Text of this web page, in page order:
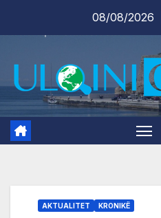
08/08/2026
AKTUALITET KRONIKË